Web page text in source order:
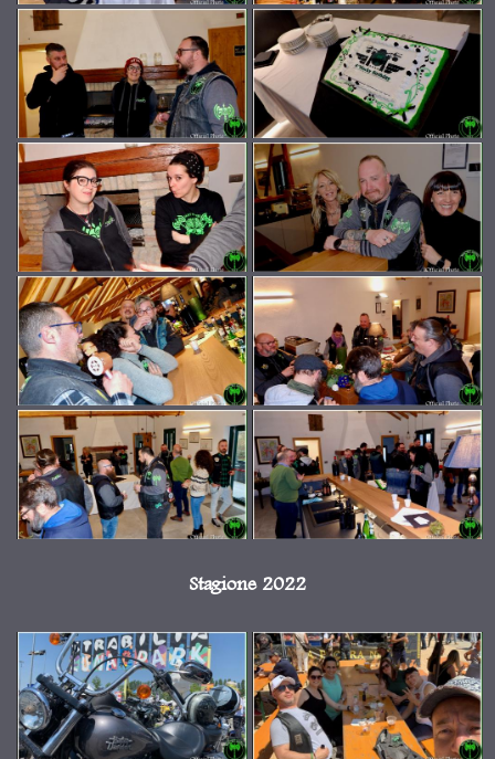
Stagione 2022